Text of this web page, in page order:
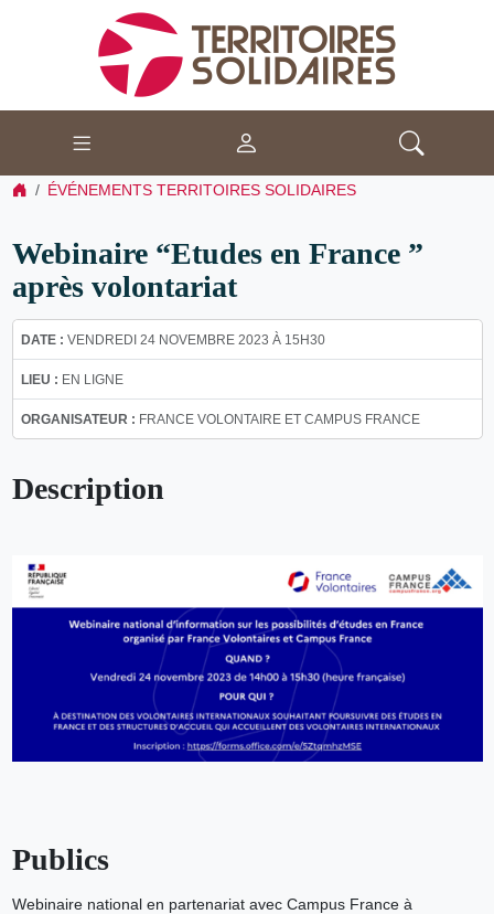
ÉVÉNEMENTS TERRITOIRES SOLIDAIRES
Webinaire “Etudes en France ”
après volontariat
DATE : VENDREDI 24 NOVEMBRE 2023 À 15H30
LIEU : EN LIGNE
ORGANISATEUR : FRANCE VOLONTAIRE ET CAMPUS FRANCE
Description
Publics
Webinaire national en partenariat avec Campus France à